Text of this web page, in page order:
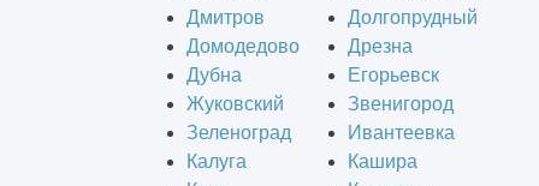
Дмитров
Долгопрудный
Домодедово
Дрезна
Дубна
Егорьевск
Жуковский
Звенигород
Зеленоград
Ивантеевка
Калуга
Кашира